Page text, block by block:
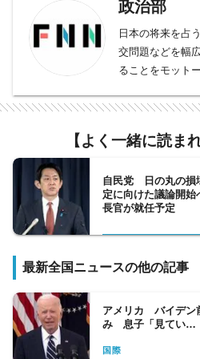
政治部
日本の将来を占
交問題などを幅
ることをモット
邸クラブ。平河
党、国民民主党
問題まで、多岐
ーする。外務省
っている。政界
【よく一緒に読ま
自民党 日の丸の損
定に向けた議論開
長官が就任予定
最新全国ニュースの他の記事
アメリカ バイデン
み 息子「見てい…
国際